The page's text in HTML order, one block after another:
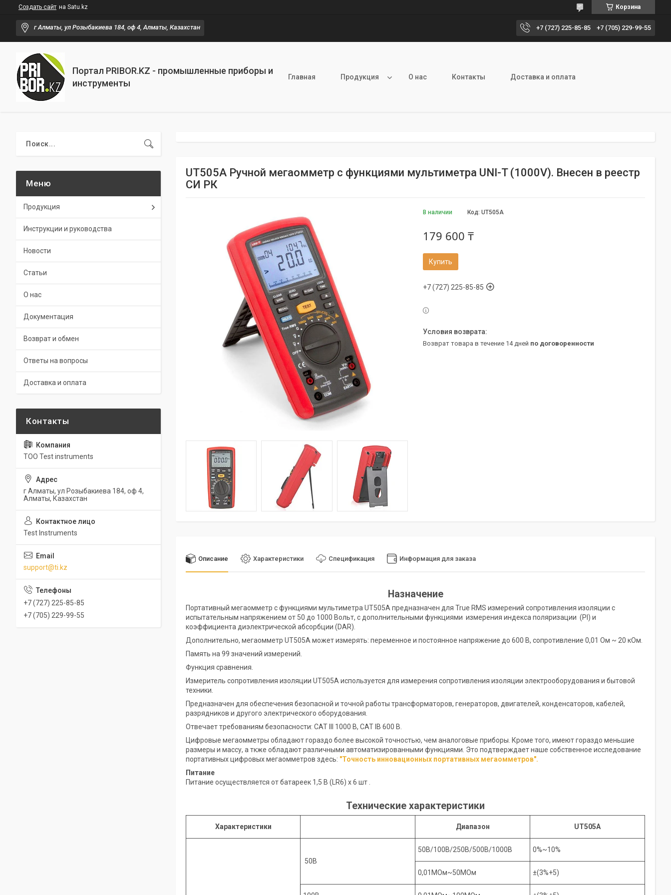
Создать сайт на Satu.kz Корзина
г Алматы, ул Розыбакиева 184, оф 4, Алматы, Казахстан +7 (727) 225-85-85 +7 (705) 229-99-55
Портал PRIBOR.KZ - промышленные приборы и
инструменты
Главная Продукция О нас Контакты Доставка и оплата
UT505A Ручной мегаомметр с функциями мультиметра UNI-T (1000V). Внесен в реестр
СИ РК
В наличии Код: UT505A
179 600 ₸
Купить
+7 (727) 225-85-85
возврат товара в течение 14 дней по договоренности
Описание Характеристики Спецификация Информация для заказа
Назначение
Портативный мегаомметр с функциями мультиметра UT505A предназначен для True RMS измерений сопротивления изоляции с
испытательным напряжением от 50 до 1000 Вольт, с дополнительными функциями измерения индекса поляризации (PI) и
коэффициента диэлектрической абсорбции (DAR).
Дополнительно, мегаомметр UT505A может измерять: переменное и постоянное напряжение до 600 В, сопротивление 0,01 Ом ~ 20 кОм.
Память на 99 значений измерений.
Функция сравнения.
Измеритель сопротивления изоляции UT505A используется для измерения сопротивления изоляции электрооборудования и бытовой
техники.
Предназначен для обеспечения безопасной и точной работы трансформаторов, генераторов, двигателей, конденсаторов, кабелей,
разрядников и другого электрического оборудования.
Отвечает требованиям безопасности: CAT III 1000 В, CAT IВ 600 В.
Цифровые мегаомметры обладают гораздо более высокой точностью, чем аналоговые приборы. Кроме того, имеют гораздо меньшие
размеры и массу, а ткже обладают различными автоматизированными функциями. Это подтверждает наше собственное исследование
портативных цифровых мегаомметров здесь: "Точность инновационных портативных мегаомметров".
Питание
Питание осуществляется от батареек 1,5 В (LR6) x 6 шт .
Технические характеристики
Характеристики Диапазон UT505A
50В
50В/100В/250В/500В/1000В 0%~10%
0,01МОм~50МОм ±(3%+5)
Продукция
Инструкции и руководства
Новости
Статьи
О нас
Документация
Возврат и обмен
Ответы на вопросы
Доставка и оплата
ТОО Test instruments
г Алматы, ул Розыбакиева 184, оф 4,
Алматы, Казахстан
Test Instruments
support@ti.kz
+7 (727) 225-85-85
+7 (705) 229-99-55